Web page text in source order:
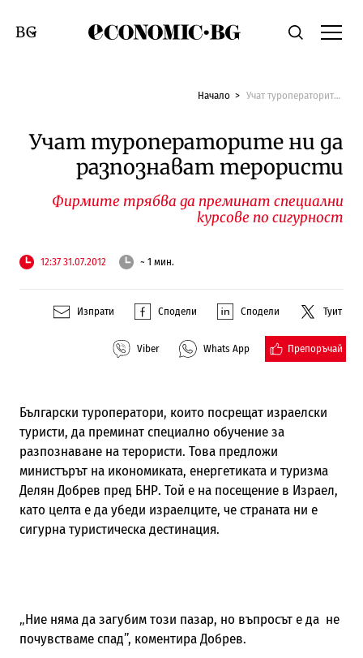
Economic.bgТърсене
Смяна на език
Начало Учат туроператорите ни да разпознават терористи
Учат туроператорите ни да
разпознават терористи
Фирмите трябва да преминат специални
курсове по сигурност
12:37 31.07.2012 ~ 1 мин.
Изпрати Сподели Сподели Туит
Viber Whats App Препоръчай
Български туроператори, които посрещат израелски
туристи, да преминат специално обучение за
разпознаване на терористи. Това предложи
министърът на икономиката, енергетиката и туризма
Делян Добрев пред БНР. Той е на посещение в Израел,
като целта е да убеди израелците, че страната ни е
сигурна туристическа дестинация.
„Ние няма да загубим този пазар, но въпросът е да не
почувстваме спад”, коментира Добрев.